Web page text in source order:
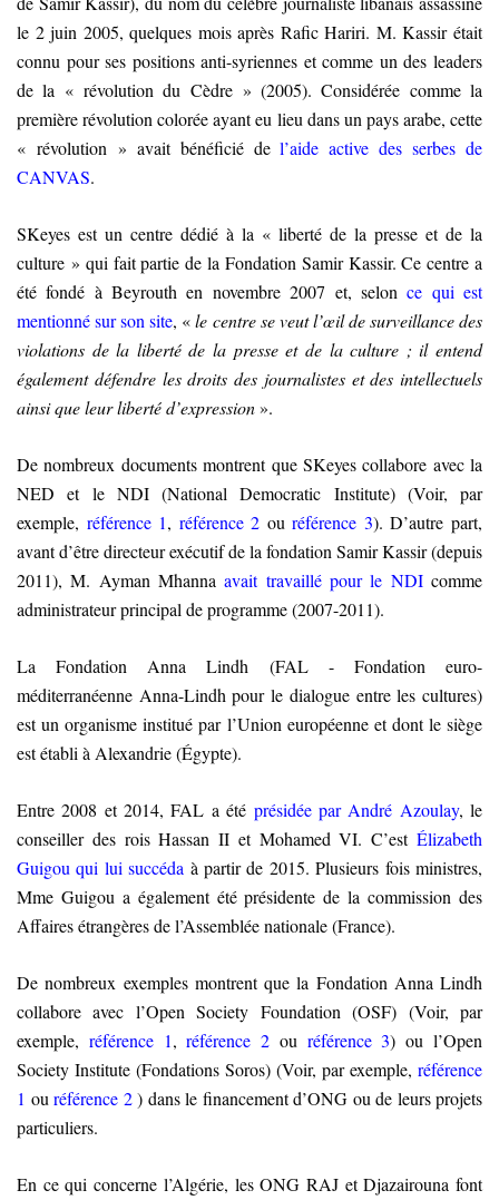
le 2 juin 2005, quelques mois après Rafic Hariri. M. Kassir était
connu pour ses positions anti-syriennes et comme un des leaders
de la « révolution du Cèdre » (2005). Considérée comme la
première révolution colorée ayant eu lieu dans un pays arabe, cette
« révolution » avait bénéficié de l’aide active des serbes de
CANVAS.
SKeyes est un centre dédié à la « liberté de la presse et de la
culture » qui fait partie de la Fondation Samir Kassir. Ce centre a
été fondé à Beyrouth en novembre 2007 et, selonce qui est
mentionné sur son site, «le centre se veut l’œil de surveillance des
violations de la liberté de la presse et de la culture ; il entend
également défendre les droits des journalistes et des intellectuels
ainsi que leur liberté d’expression».
De nombreux documents montrent que SKeyes collabore avec la
NED et le NDI (National Democratic Institute) (Voir, par
exemple, référence 1, référence 2 ouréférence 3). D’autre part,
avant d’être directeur exécutif de la fondation Samir Kassir (depuis
2011), M. Ayman Mhannaavait travaillé pour le NDIcomme
administrateur principal de programme (2007-2011).
La Fondation Anna Lindh (FAL - Fondation euro-
méditerranéenne Anna-Lindh pour le dialogue entre les cultures)
est un organisme institué par l’Union européenne et dont le siège
est établi à Alexandrie (Égypte).
Entre 2008 et 2014, FAL a été présidée par André Azoulay, le
conseiller des rois Hassan II et Mohamed VI. C’est Élizabeth
Guigou qui lui succéda à partir de 2015. Plusieurs fois ministres,
Mme Guigou a également été présidente de la commission des
Affaires étrangères de l’Assemblée nationale (France).
De nombreux exemples montrent que la Fondation Anna Lindh
collabore avec l’Open Society Foundation (OSF) (Voir, par
exemple, référence 1,référence 2 ou référence3)ou l’Open
Society Institute (Fondations Soros) (Voir, par exemple, référence
1 ouréférence 2) dans le financement d’ONG ou de leurs projets
particuliers.
En ce qui concerne l’Algérie, les ONG RAJ et Djazairouna font